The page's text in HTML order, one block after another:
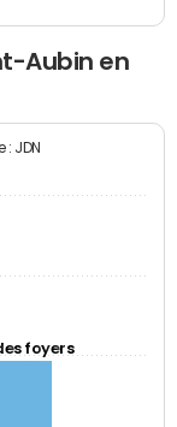
Aubin en
JDN
foyers